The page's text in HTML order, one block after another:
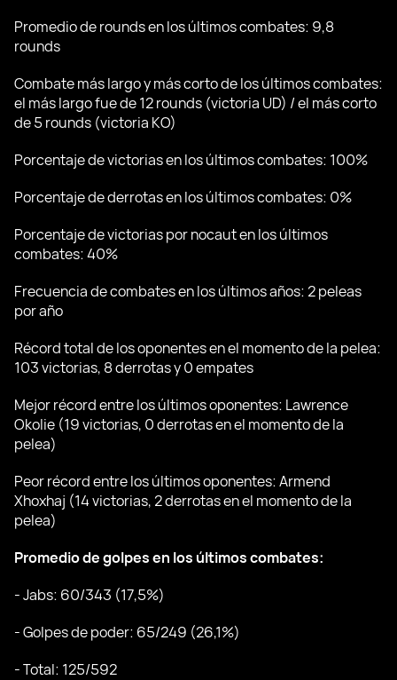
Promedio de rounds en los últimos combates: 9,8
rounds
Combate más largo y más corto de los últimos combates:
el más largo fue de 12 rounds (victoria UD) / el más corto
de 5 rounds (victoria KO)
Porcentaje de victorias en los últimos combates: 100%
Porcentaje de derrotas en los últimos combates: 0%
Porcentaje de victorias por nocaut en los últimos
combates: 40%
Frecuencia de combates en los últimos años: 2 peleas
por año
Récord total de los oponentes en el momento de la pelea:
103 victorias, 8 derrotas y 0 empates
Mejor récord entre los últimos oponentes: Lawrence
Okolie (19 victorias, 0 derrotas en el momento de la
pelea)
Peor récord entre los últimos oponentes: Armend
Xhoxhaj (14 victorias, 2 derrotas en el momento de la
pelea)
Promedio de golpes en los últimos combates:
- Jabs: 60/343 (17,5%)
- Golpes de poder: 65/249 (26,1%)
- Total: 125/592